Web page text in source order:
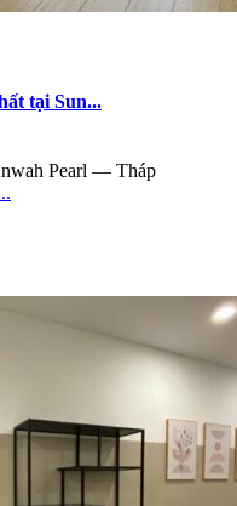
tại Sun...
Pearl — Tháp